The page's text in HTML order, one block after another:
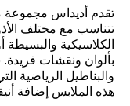
تقدم أديداس مجموعة
تتناسب مع مختلف
الكلاسيكية
بألوان ونقشات
والبناطيل الرياضية
هذه الملابس إضافة